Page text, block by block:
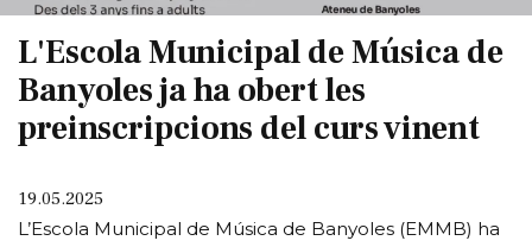
L'Escola Municipal de Música de
Banyoles ja ha obert les
preinscripcions del curs vinent
19.05.2025
L’Escola Municipal de Música de Banyoles (EMMB) ha